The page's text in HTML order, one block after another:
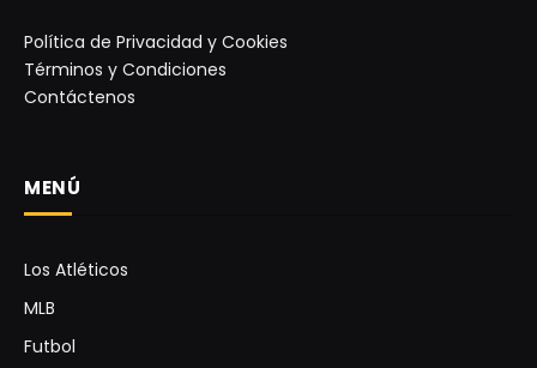
Política de Privacidad y Cookies
Términos y Condiciones
Contáctenos
MENÚ
Los Atléticos
MLB
Futbol